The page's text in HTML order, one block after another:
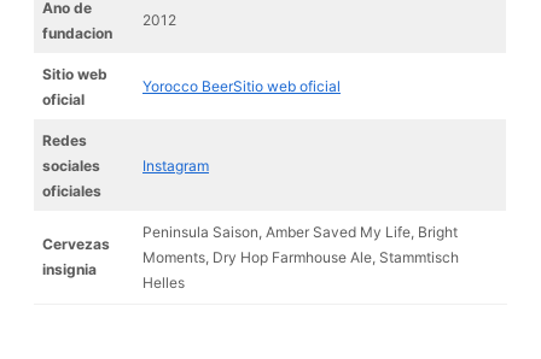
Ano de
fundacion
2012
Sitio web
oficial
Yorocco BeerSitio web oficial
Redes
sociales
oficiales
Instagram
Cervezas
insignia
Peninsula Saison, Amber Saved My Life, Bright
Moments, Dry Hop Farmhouse Ale, Stammtisch
Helles